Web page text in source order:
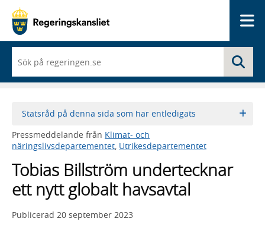
du
börjar
skriva
framträder
lista
med
sökförslag
Statsråd på denna sida som har entledigats
Pressmeddelande från Klimat- och
näringslivsdepartementet Utrikesdepartementet
Tobias Billström undertecknar
ett nytt globalt havsavtal
Publicerad 20 september 2023